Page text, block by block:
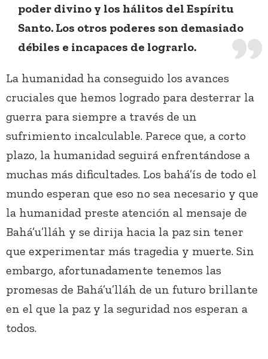
poder divino y los hálitos del Espíritu
Santo. Los otros poderes son demasiado
débiles e incapaces de lograrlo.
La humanidad ha conseguido los avances
cruciales que hemos logrado para desterrar la
guerra para siempre a través de un
sufrimiento incalculable. Parece que, a corto
plazo, la humanidad seguirá enfrentándose a
muchas más dificultades. Los bahá’ís de todo el
mundo esperan que eso no sea necesario y que
la humanidad preste atención al mensaje de
Bahá’u’lláh y se dirija hacia la paz sin tener
que experimentar más tragedia y muerte. Sin
embargo, afortunadamente tenemos las
promesas de Bahá’u’lláh de un futuro brillante
en el que la paz y la seguridad nos esperan a
todos.